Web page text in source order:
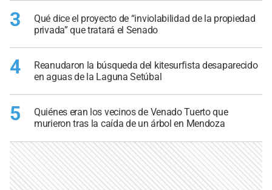
3
Qué dice el proyecto de “inviolabilidad de la propiedad
privada” que tratará el Senado
4
Reanudaron la búsqueda del kitesurfista desaparecido
en aguas de la Laguna Setúbal
5
Quiénes eran los vecinos de Venado Tuerto que
murieron tras la caída de un árbol en Mendoza